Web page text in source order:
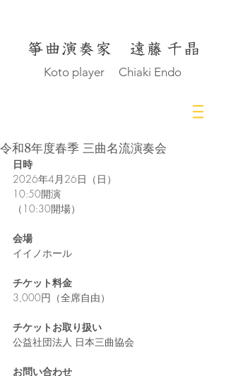
Koto player Chiaki Endo
令和8年度春季 三曲名流演奏会
日時
2026年4月26日（日）
10:50開演
（10:30開場）
会場
イイノホール
チケット料金
3,000円（全席自由）
チケットお取り扱い
公益社団法人 日本三曲協会
お問い合わせ